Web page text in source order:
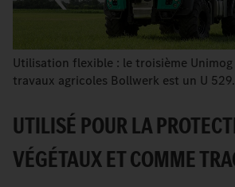
Utilisation flexible : le troisième
travaux agricoles Bollwerk est un U 529.
UTILISÉ POUR LA
VÉGÉTAUX ET COMME